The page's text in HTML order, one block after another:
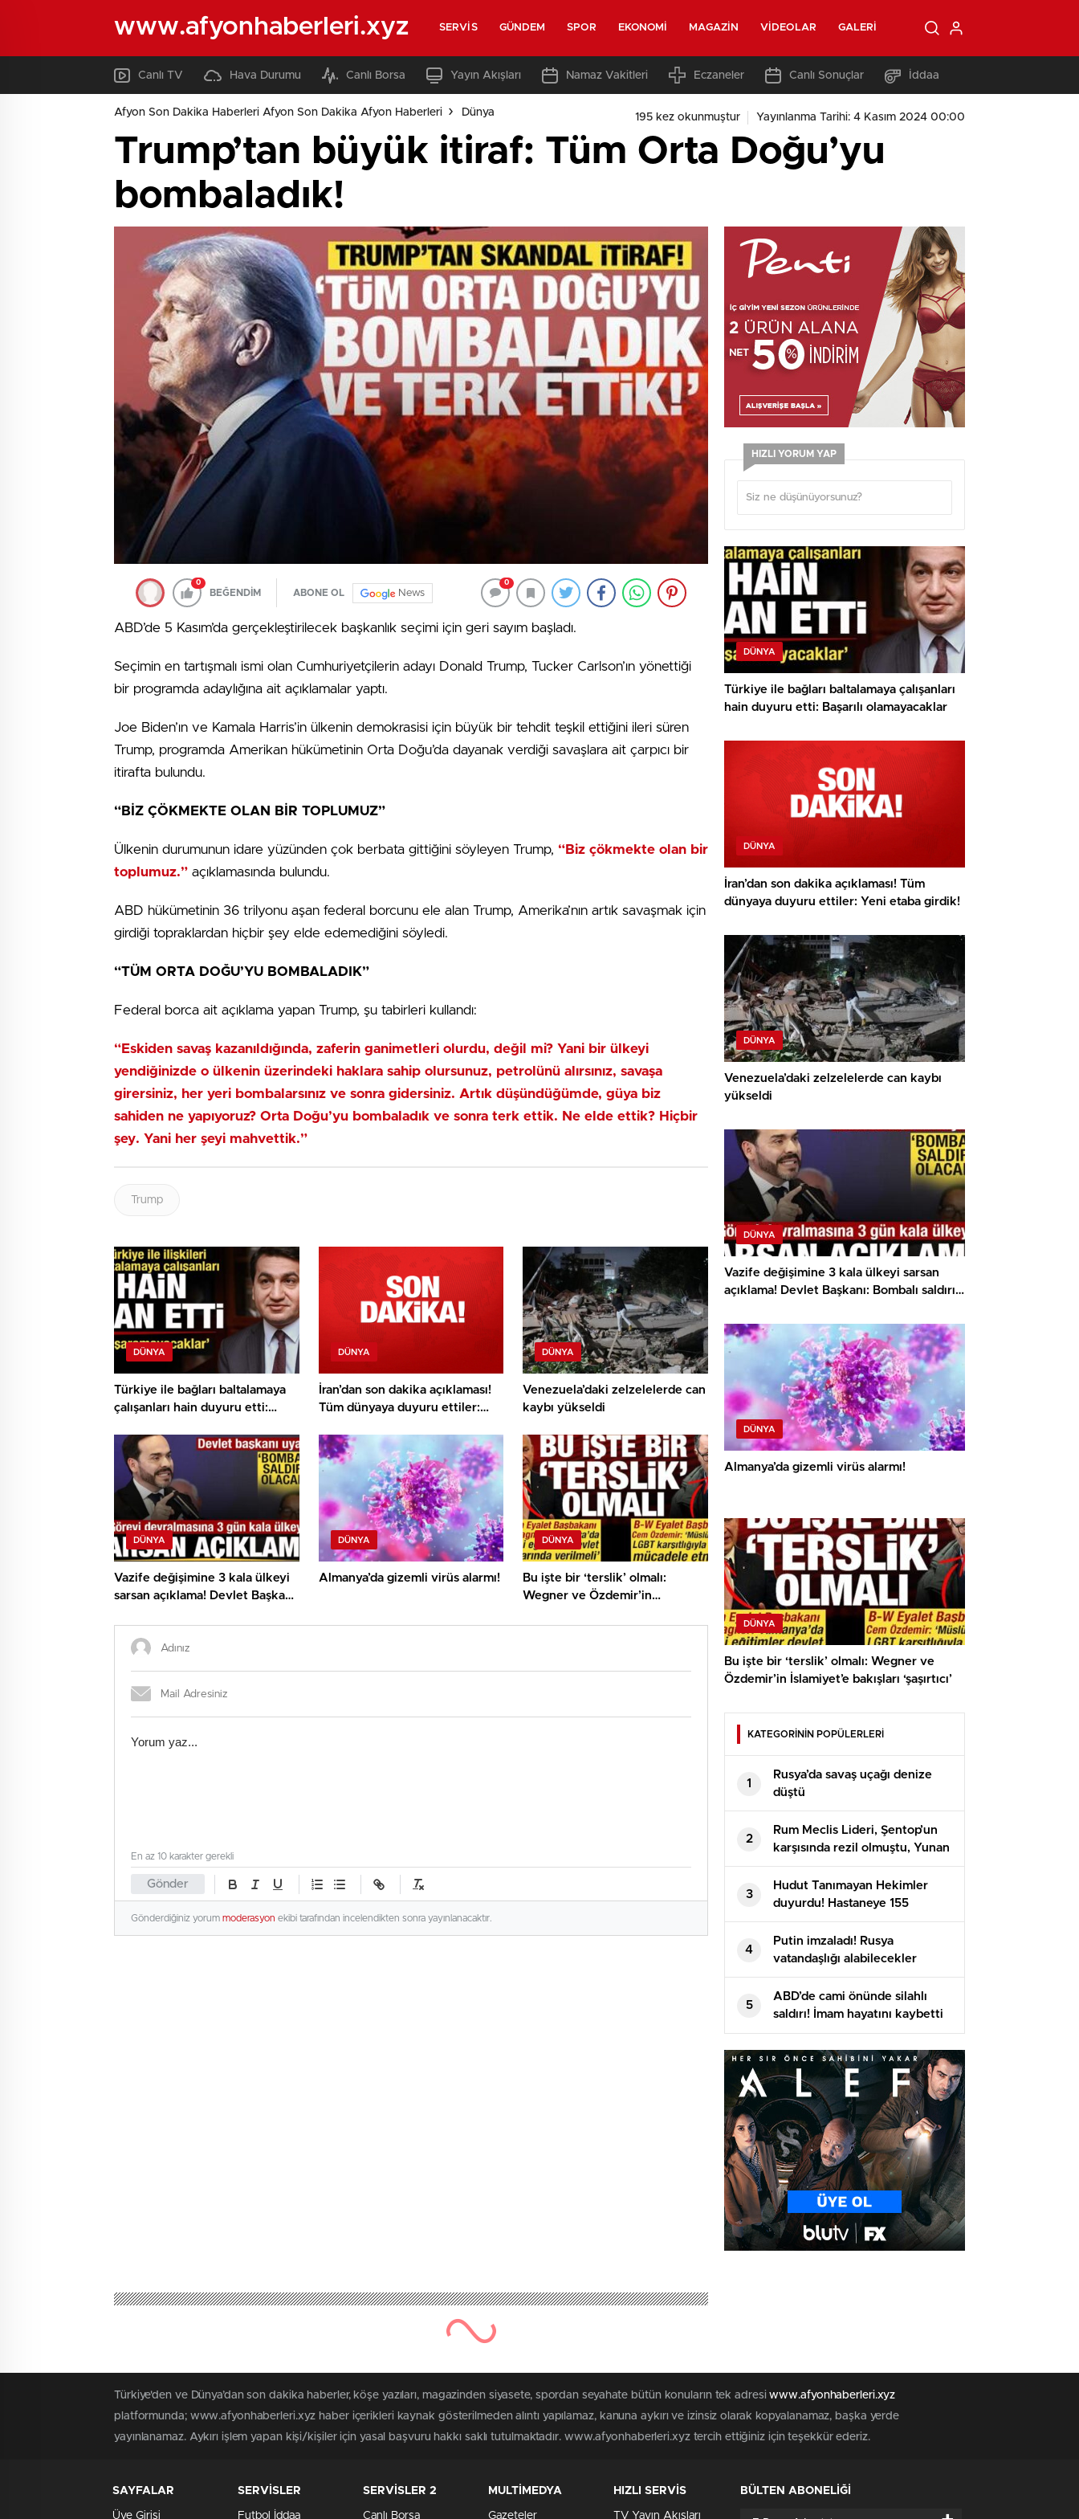
www.afyonhaberleri.xyz SERVIS GÜNDEM SPOR EKONOMI MAGAZIN VIDEOLAR GALERI
Canlı TV Hava Durumu Canlı Borsa Yayın Akışları Namaz Vakitleri Eczaneler Canlı Sonuçlar İddaa
Afyon Son Dakika Haberleri Afyon Son Dakika Afyon Haberleri Dünya 195 kez okunmuştur Yayınlanma Tarihi: 4 Kasım 2024 00:00
Trump’tan büyük itiraf: Tüm Orta Doğu’yu
bombaladık!
0
BEĞENDİM ABONE OL News
0
ABD’de 5 Kasım’da gerçekleştirilecek başkanlık seçimi için geri sayım başladı.
Seçimin en tartışmalı ismi olan Cumhuriyetçilerin adayı Donald Trump, Tucker Carlson’ın yönettiği
bir programda adaylığına ait açıklamalar yaptı.
Joe Biden’ın ve Kamala Harris’in ülkenin demokrasisi için büyük bir tehdit teşkil ettiğini ileri süren
Trump, programda Amerikan hükümetinin Orta Doğu’da dayanak verdiği savaşlara ait çarpıcı bir
itirafta bulundu.
“BİZ ÇÖKMEKTE OLAN BİR TOPLUMUZ”
Ülkenin durumunun idare yüzünden çok berbata gittiğini söyleyen Trump, “Biz çökmekte olan bir
toplumuz.” açıklamasında bulundu.
ABD hükümetinin 36 trilyonu aşan federal borcunu ele alan Trump, Amerika’nın artık savaşmak için
girdiği topraklardan hiçbir şey elde edemediğini söyledi.
“TÜM ORTA DOĞU’YU BOMBALADIK”
Federal borca ait açıklama yapan Trump, şu tabirleri kullandı:
“Eskiden savaş kazanıldığında, zaferin ganimetleri olurdu, değil mi? Yani bir ülkeyi
yendiğinizde o ülkenin üzerindeki haklara sahip olursunuz, petrolünü alırsınız, savaşa
girersiniz, her yeri bombalarsınız ve sonra gidersiniz. Artık düşündüğümde, güya biz
sahiden ne yapıyoruz? Orta Doğu’yu bombaladık ve sonra terk ettik. Ne elde ettik? Hiçbir
şey. Yani her şeyi mahvettik.”
Trump
DÜNYA
Türkiye ile bağları baltalamaya
çalışanları hain duyuru etti:
DÜNYA
İran’dan son dakika açıklaması!
Tüm dünyaya duyuru ettiler:
DÜNYA
Venezuela’daki zelzelelerde can
kaybı yükseldi
DÜNYA
Vazife değişimine 3 kala ülkeyi
sarsan açıklama! Devlet Başkanı:
DÜNYA
Almanya’da gizemli virüs alarmı!
DÜNYA
Bu işte bir ‘terslik’ olmalı:
Wegner ve Özdemir’in
Gönder
En az 10 karakter gerekli
Gönderdiğiniz yorum moderasyon ekibi tarafından incelendikten sonra yayınlanacaktır.
HIZLI YORUM YAP
DÜNYA
Türkiye ile bağları baltalamaya çalışanları
hain duyuru etti: Başarılı olamayacaklar
DÜNYA
İran’dan son dakika açıklaması! Tüm
dünyaya duyuru ettiler: Yeni etaba girdik!
DÜNYA
Venezuela’daki zelzelelerde can kaybı
yükseldi
DÜNYA
Vazife değişimine 3 kala ülkeyi sarsan
açıklama! Devlet Başkanı: Bombalı saldırı
DÜNYA
Almanya’da gizemli virüs alarmı!
DÜNYA
Bu işte bir ‘terslik’ olmalı: Wegner ve
Özdemir’in İslamiyet’e bakışları ‘şaşırtıcı’
KATEGORİNİN POPÜLERLERİ
1
Rusya’da savaş uçağı denize
düştü
2
Rum Meclis Lideri, Şentop’un
karşısında rezil olmuştu, Yunan
basını isyan etti
3
Hudut Tanımayan Hekimler
duyurdu! Hastaneye 155
meyyit, 357 yaralı getirildi
4
Putin imzaladı! Rusya
vatandaşlığı alabilecekler
5
ABD’de cami önünde silahlı
saldırı! İmam hayatını kaybetti
Türkiye'den ve Dünya’dan son dakika haberler, köşe yazıları, magazinden siyasete, spordan seyahate bütün konuların tek adresiwww.afyonhaberleri.xyz
platformunda; www.afyonhaberleri.xyz haber içerikleri kaynak gösterilmeden alıntı yapılamaz, kanuna aykırı ve izinsiz olarak kopyalanamaz, başka yerde
yayınlanamaz. Aykırı işlem yapan kişi/kişiler için yasal başvuru hakkı saklı tutulmaktadır. www.afyonhaberleri.xyz tercih ettiğiniz için teşekkür ederiz.
SAYFALAR
Üye Girişi
SERVİSLER
Futbol İddaa
SERVİSLER 2
Canlı Borsa
MULTİMEDYA
Gazeteler
HIZLI SERVİS
TV Yayın Akışları
BÜLTEN ABONELİĞİ